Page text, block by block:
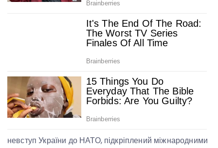
невступ України до НАТО, підкріплений міжнародними